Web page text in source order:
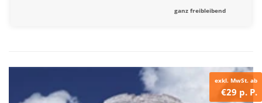
ganz freibleibend
exkl. MwSt. ab
€29 p. P.